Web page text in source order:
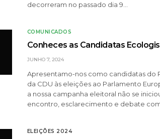
decorreram no passado dia 9…
COMUNICADOS
Conheces as Candidatas
JUNHO 7, 2024
Apresentamo-nos como candidatas do
da CDU às eleições ao Parlamento
a nossa campanha eleitoral não se
encontro, esclarecimento e debate
ELEIÇÕES 2024